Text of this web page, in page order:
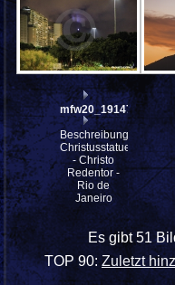
mfw20_191473
Beschreibung:
Christusstatue
- Christo
Redentor -
Rio de
Janeiro
Es gibt 51
TOP 90: Zuletzt